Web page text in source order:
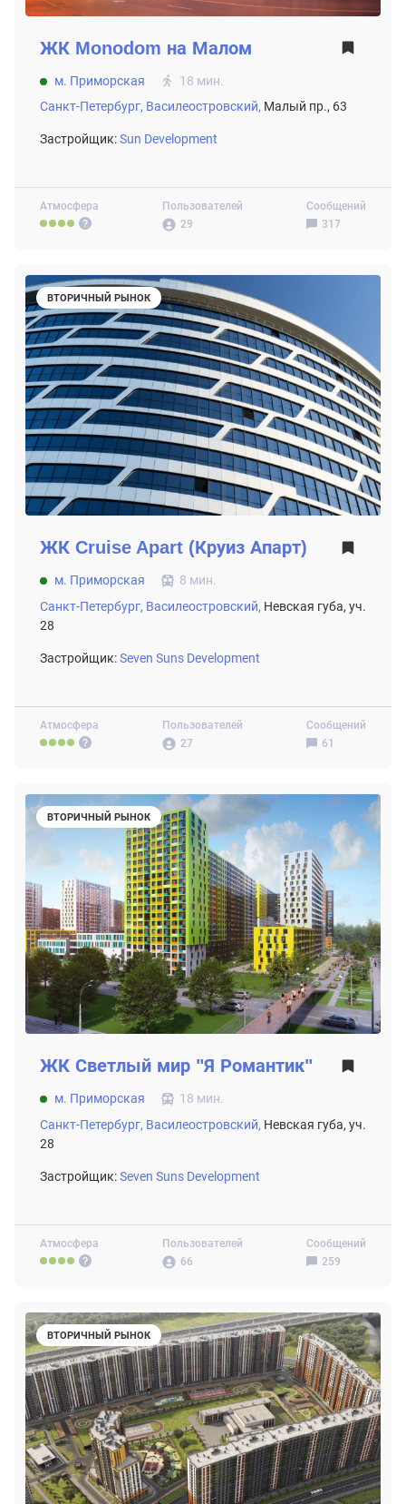
Атмосфера
Пользователей
29
Сообщений
317
ЖК Monodom на Малом
м. Приморская
18 мин.
Санкт-Петербург, Василеостровский, Малый пр., 63
Застройщик:Sun Development
ВТОРИЧНЫЙ РЫНОК
Атмосфера
Пользователей
27
Сообщений
61
ЖК Cruise Apart (Круиз Апарт)
м. Приморская
8 мин.
Санкт-Петербург, Василеостровский, Невская губа, уч.
28
Застройщик:Seven Suns Development
ВТОРИЧНЫЙ РЫНОК
Атмосфера
Пользователей
66
Сообщений
259
ЖК Светлый мир "Я Романтик"
м. Приморская
18 мин.
Санкт-Петербург, Василеостровский, Невская губа, уч.
28
Застройщик:Seven Suns Development
ВТОРИЧНЫЙ РЫНОК